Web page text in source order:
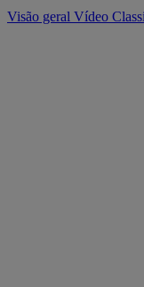
Visão geral Vídeo